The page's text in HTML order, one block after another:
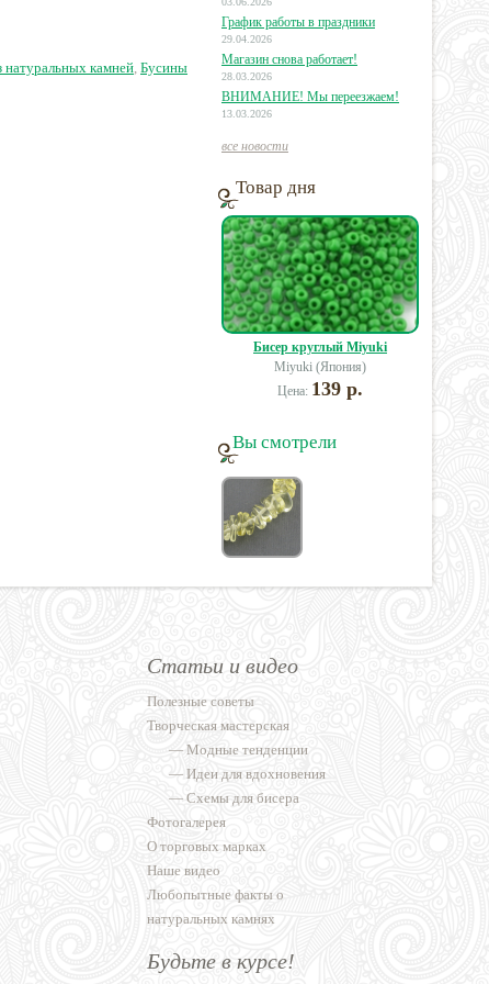
82 руб.
натуральных камней, Бусины
График работы в праздники
29.04.2026
Магазин снова работает!
28.03.2026
ВНИМАНИЕ! Мы переезжаем!
13.03.2026
все новости
Товар дня
Бисер круглый Miyuki
Miyuki (Япония)
Цена: 139 р.
Вы смотрели
Статьи и видео
Полезные советы
Творческая мастерская
—Модные тенденции
—Идеи для вдохновения
—Схемы для бисера
Фотогалерея
О торговых марках
Наше видео
Любопытные факты о
натуральных камнях
Будьте в курсе!